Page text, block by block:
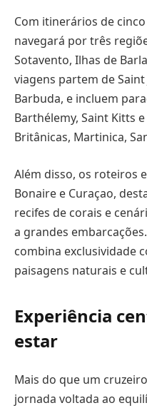
Com itinerários de
navegará por três
Sotavento, Ilhas de
viagens partem de Saint
Barbuda, e incluem
Barthélemy, Saint Kitts
Britânicas, Martinica,
Além disso, os roteiros
Bonaire e Curaçao,
recifes de corais e
a grandes
combina exclusividade
paisagens naturais e
Experiência
estar
Mais do que um
jornada voltada ao